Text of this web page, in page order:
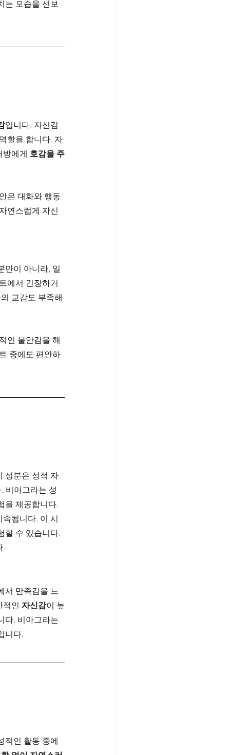
는 모습을 선보
입니다. 자신감
할을 합니다. 자
방에게 호감을 주
은 대화와 행동
연스럽게 자신
만이 아니라, 일
에서 긴장하거
교감도 부족해
인 불안감을 해
중에도 편안하
성분은 성적 자
비아그라는 성
을 제공합니다.
됩니다. 이 시
할 수 있습니다.
.
서 만족감을 느
적인 자신감이 높
다. 비아그라는
니다.
적인 활동 중에